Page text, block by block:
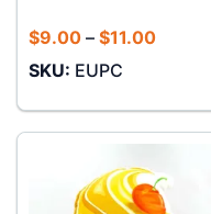
$9.00 – $11.00Khoảng
đến
SKU: EUPC